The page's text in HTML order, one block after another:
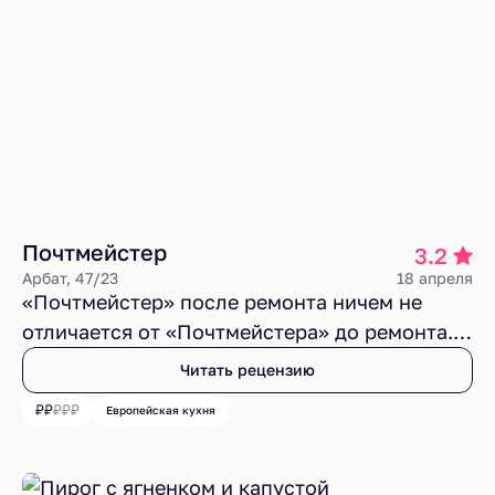
Почтмейстер 3.2
Арбат, 47/23 18 апреля
«Почтмейстер» после ремонта ничем не
отличается от «Почтмейстера» до ремонта.
И с улицы, и внутри гостей ждет портал в
нулевые. Интерьер давний. Меню тоже из
прошлого. Ощущение того, что наверху уже
ситуацию мог бы спасти телефон, но он
Читать рецензию
Европейская кухня